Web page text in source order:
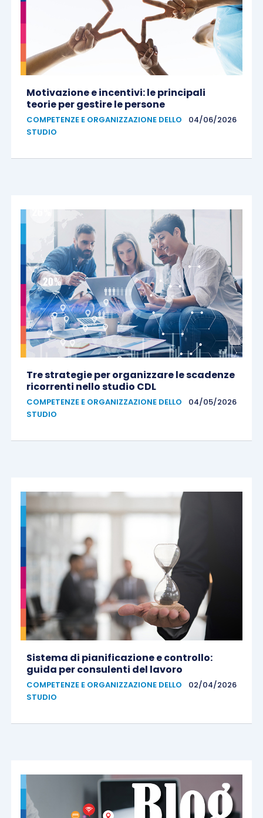
Motivazione e incentivi: le principali
teorie per gestire le persone
COMPETENZE E ORGANIZZAZIONE DELLO
STUDIO
04/06/2026
Tre strategie per organizzare le scadenze
ricorrenti nello studio CDL
COMPETENZE E ORGANIZZAZIONE DELLO
STUDIO
04/05/2026
Sistema di pianificazione e controllo:
guida per consulenti del lavoro
COMPETENZE E ORGANIZZAZIONE DELLO
STUDIO
02/04/2026